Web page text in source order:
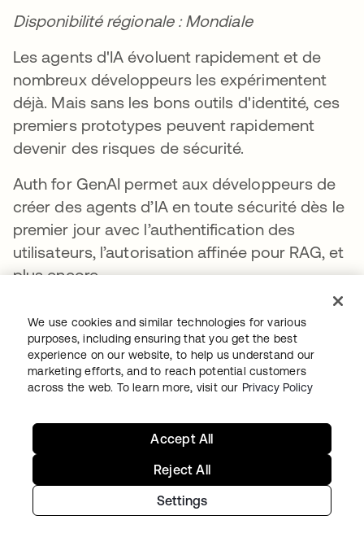
Disponibilité régionale : Mondiale
Les agents d'IA évoluent rapidement et de
nombreux développeurs les expérimentent
déjà. Mais sans les bons outils d'identité, ces
premiers prototypes peuvent rapidement
devenir des risques de sécurité.
Auth for GenAI permet aux développeurs de
créer des agents d’IA en toute sécurité dès le
premier jour avec l’authentification des
utilisateurs, l’autorisation affinée pour RAG, et
plus encore.
sécuriser chaque interaction sans ralentir
l'innovation. Ainsi, que les développeurs
testent, livrent ou mettent à l'échelle des
des outils (et des garde-fous) pour bien faire
les choses.
Inscrivez-vous maintenant.
Écosystème
We use cookies and similar technologies for various
purposes, including ensuring that you get the best
experience on our website, to help us understand our
marketing efforts, and to reach potential customers
across the web. To learn more, visit our Privacy Policy
Settings
Reject All
Accept All